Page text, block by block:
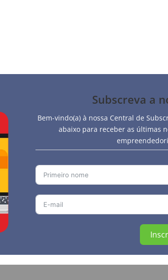
Subscreva a
Bem-vindo(a) à nossa Central de
abaixo para receber as últimas